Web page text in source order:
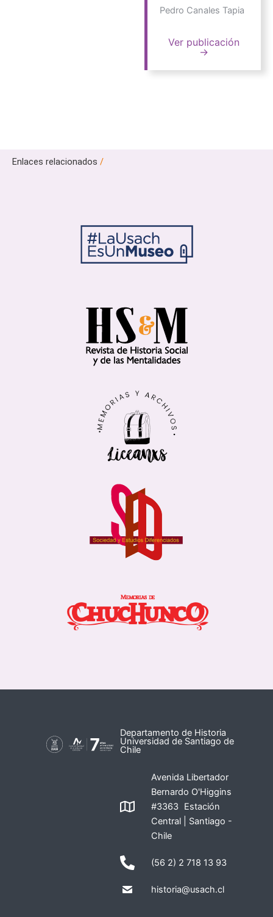
Pedro Canales Tapia
Ver publicación
→
Enlaces relacionados /
Departamento de Historia
Universidad de Santiago de
Chile
Avenida Libertador
Bernardo O'Higgins
#3363 Estación
Central | Santiago -
Chile
(56 2) 2 718 13 93
historia@usach.cl